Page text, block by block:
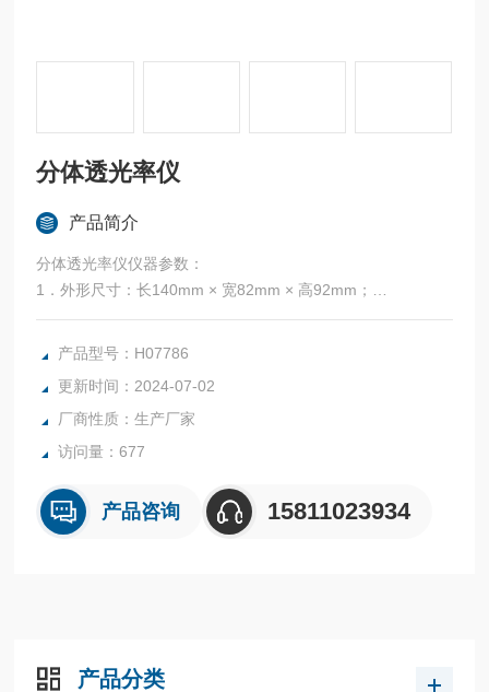
分体透光率仪
产品简介
分体透光率仪仪器参数：
1．外形尺寸：长140mm × 宽82mm × 高92mm；
2．仪器重量：940克；
3．分辨率：0.1%；
5．可见光： 530nm；
6．供电：内置锂充电电池
产品型号：H07786
更新时间：2024-07-02
厂商性质：生产厂家
访问量：677
产品咨询 15811023934
产品分类